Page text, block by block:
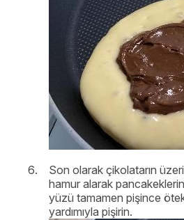
Son olarak çikolatarın
hamur alarak
yüzü tamamen pişince
yardımıyla pişirin.